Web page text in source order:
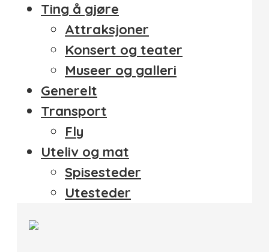
Ting å gjøre
Attraksjoner
Konsert og teater
Museer og galleri
Generelt
Transport
Fly
Uteliv og mat
Spisesteder
Utesteder